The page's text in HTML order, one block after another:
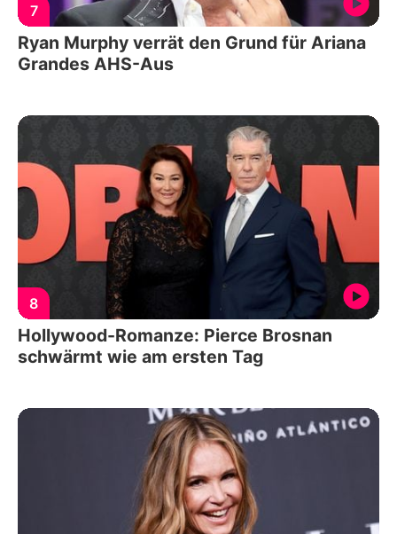
7
Ryan Murphy verrät den Grund für Ariana
Grandes AHS-Aus
8
Hollywood-Romanze: Pierce Brosnan
schwärmt wie am ersten Tag